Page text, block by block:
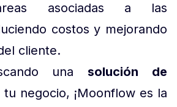
asociadas a las
costos y mejorando
cliente.
una solución de
tu negocio, ¡Moonflow es la